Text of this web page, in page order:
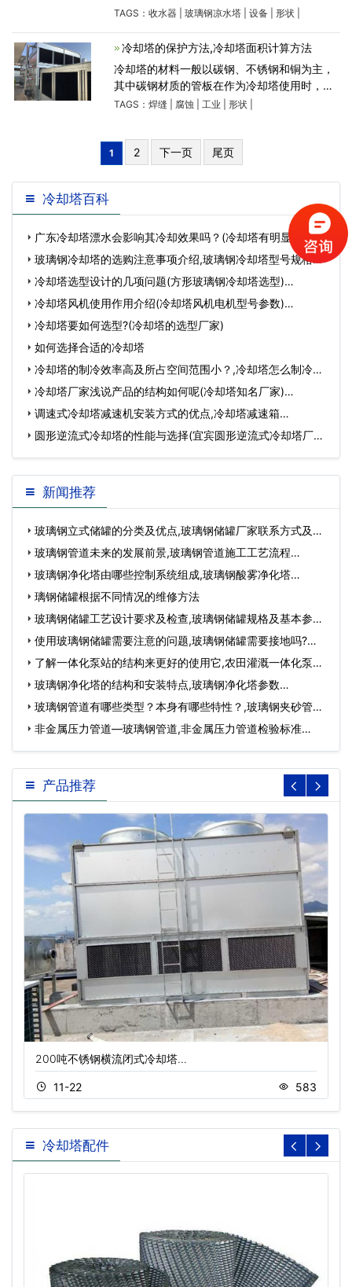
程度地减少因漂移造成的水流损失，任何流入
的玻璃钢凉水塔均
TAGS： 收水器| 玻璃钢凉水塔| 设备| 形状|
冷却塔的保护方法,冷却塔面积计算方法
冷却塔的材料一般以碳钢、不锈钢和铜为主，
其中碳钢材质的管板在作为冷却塔使用时，其
管板与列管的焊缝经常出现腐蚀泄漏，泄漏物
TAGS： 焊缝 腐蚀 工业 形状|
1 2 下一页 尾页
冷却塔百科
广东冷却塔漂水会影响其冷却效果吗？(冷却塔有明显漂水现
象怎么办)…
玻璃钢冷却塔的选购注意事项介绍,玻璃钢冷却塔型号规格…
冷却塔选型设计的几项问题(方形玻璃钢冷却塔选型)…
冷却塔风机使用作用介绍(冷却塔风机电机型号参数)…
冷却塔要如何选型?(冷却塔的选型厂家)
如何选择合适的冷却塔
冷却塔的制冷效率高及所占空间范围小？,冷却塔怎么制冷…
冷却塔厂家浅说产品的结构如何呢(冷却塔知名厂家)…
调速式冷却塔减速机安装方式的优点,冷却塔减速箱…
圆形逆流式冷却塔的性能与选择(宜宾圆形逆流式冷却塔厂家
批发)…
新闻推荐
玻璃钢立式储罐的分类及优点,玻璃钢储罐厂家联系方式及电
话…玻璃钢管道未来的发展前景,玻璃钢管道施工工艺流程…
玻璃钢净化塔由哪些控制系统组成,玻璃钢酸雾净化塔…
璃钢储罐根据不同情况的维修方法
玻璃钢储罐工艺设计要求及检查,玻璃钢储罐规格及基本参
数…使用玻璃钢储罐需要注意的问题,玻璃钢储罐需要接地吗?…
了解一体化泵站的结构来更好的使用它,农田灌溉一体化泵
站…玻璃钢净化塔的结构和安装特点,玻璃钢净化塔参数…
玻璃钢管道有哪些类型？本身有哪些特性？,玻璃钢夹砂管
道…非金属压力管道—玻璃钢管道,非金属压力管道检验标准…
产品推荐
200吨不锈钢横流闭式冷却塔…
11-22 583
冷却塔配件